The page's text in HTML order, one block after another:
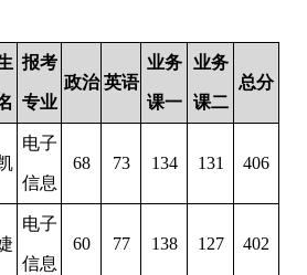
报考
专业
政治 英语
业务
课一
业务
课二
总分
电子
信息
68 73 134 131 406
电子
信息
60 77 138 127 402